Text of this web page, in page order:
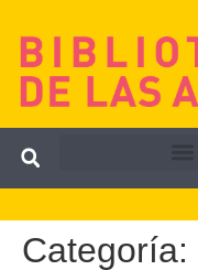
Categoría: